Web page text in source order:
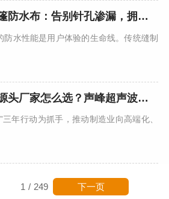
声峰超声波焊接帐篷防水布：告别针孔渗漏，拥抱无缝坚固
水性能是用户体验的生命线。传统缝制
宿迁超声波焊接机源头厂家怎么选？声峰超声波用实力说话
年行动为抓手，推动制造业向高端化、
1 / 249 下一页